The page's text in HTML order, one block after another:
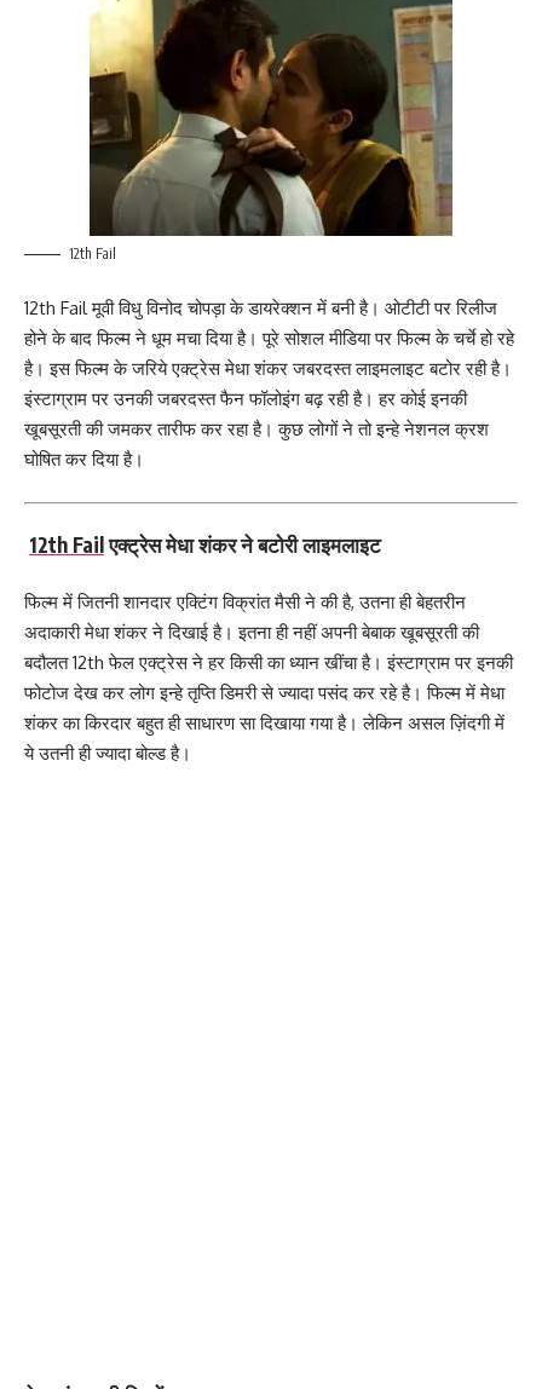
12th Fail
12th Fail मूवी विधु विनोद चोपड़ा के डायरेक्शन में बनी है। ओटीटी पर रिलीज
होने के बाद फिल्म ने धूम मचा दिया है। पूरे सोशल मीडिया पर फिल्म के चर्चे हो रहे
है। इस फिल्म के जरिये एक्ट्रेस मेधा शंकर जबरदस्त लाइमलाइट बटोर रही है।
इंस्टाग्राम पर उनकी जबरदस्त फैन फॉलोइंग बढ़ रही है। हर कोई इनकी
खूबसूरती की जमकर तारीफ कर रहा है। कुछ लोगों ने तो इन्हे नेशनल क्रश
घोषित कर दिया है।
12th Failएक्ट्रेस मेधा शंकर ने बटोरी लाइमलाइट
फिल्म में जितनी शानदार एक्टिंग विक्रांत मैसी ने की है, उतना ही बेहतरीन
अदाकारी मेधा शंकर ने दिखाई है। इतना ही नहीं अपनी बेबाक खूबसूरती की
बदौलत 12th फेल एक्ट्रेस ने हर किसी का ध्यान खींचा है। इंस्टाग्राम पर इनकी
फोटोज देख कर लोग इन्हे तृप्ति डिमरी से ज्यादा पसंद कर रहे है। फिल्म में मेधा
शंकर का किरदार बहुत ही साधारण सा दिखाया गया है। लेकिन असल ज़िंदगी में
ये उतनी ही ज्यादा बोल्ड है।